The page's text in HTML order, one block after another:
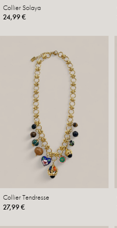
Collier Solaya
24,99 €
Collier Tendresse
27,99 €